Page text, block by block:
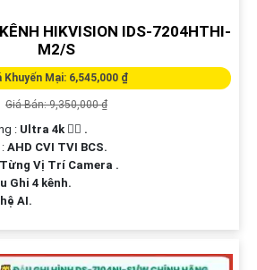
HIKVISION IDS-7204HTHI-
M2/S
Khuyến Mại: 6,545,000 ₫
Giá Bán: 9,350,000 ₫
: Ultra 4k 👍🏾 .
AHD CVI TVI BCS.
Từng Vị Trí Camera .
Ghi 4 kênh.
AI.